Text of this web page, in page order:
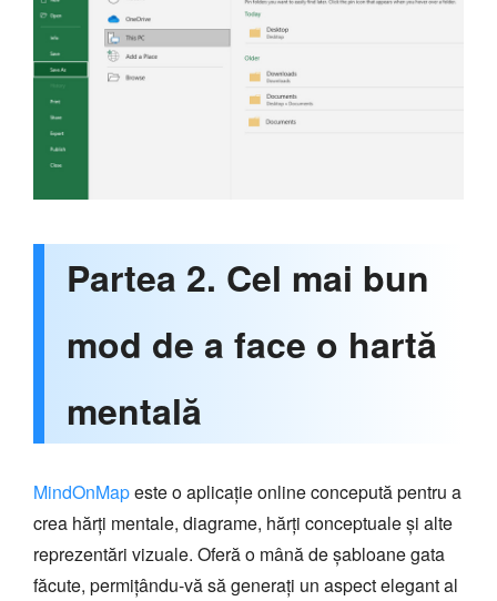
Partea 2. Cel mai bun
mod de a face o hartă
mentală
MindOnMapeste o aplicație online concepută pentru a
crea hărți mentale, diagrame, hărți conceptuale și alte
reprezentări vizuale. Oferă o mână de șabloane gata
făcute, permițându-vă să generați un aspect elegant al